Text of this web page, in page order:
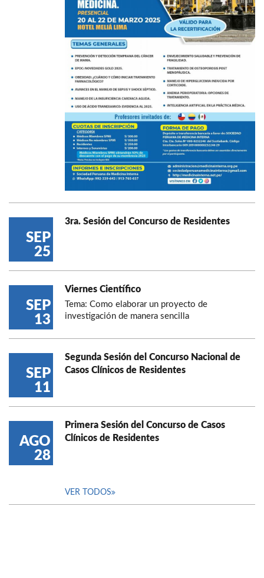
SEP
25
3ra. Sesión del Concurso de Residentes
SEP
13
Viernes Científico
Tema: Como elaborar un proyecto de
investigación de manera sencilla
SEP
11
Segunda Sesión del Concurso Nacional de
Casos Clínicos de Residentes
AGO
28
Primera Sesión del Concurso de Casos
Clínicos de Residentes
VER TODOS